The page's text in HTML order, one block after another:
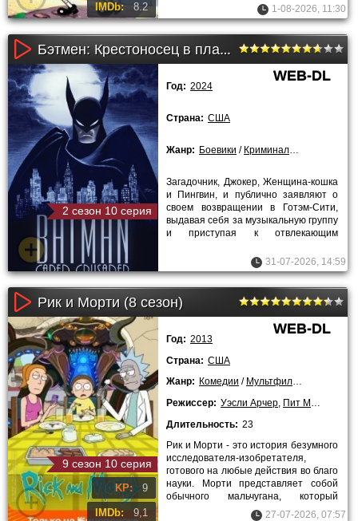
IMDb: 8.2 1-08-2026, 11:30
Бэтмен: Крестоносец в плаще (2024)
2 сезон 10 серия
WEB-DL
Год: 2024
Страна: США
Жанр: Боевики / Криминальные
Загадочник, Джокер, Женщина-кошка
и Пингвин, и публично заявляют о
своем возвращении в Готэм-Сити,
выдавая себя за музыкальную группу
и приступая к отвлекающим
31-07-2026, 14:59
Рик и Морти (8 сезон)
9 сезон 10 серия
KP: 9
IMDb: 9,1
WEB-DL
Год: 2013
Страна: США
Жанр: Комедии / Мультфильмы
Режиссер: Уэсли Арчер, Пит Мишелс
Длительность: 23
Рик и Морти - это история безумного
исследователя-изобретателя,
готового на любые действия во благо
науки. Морти представляет собой
обычного мальчугана, который
посещает школу и общается со
27-07-2026, 07:57